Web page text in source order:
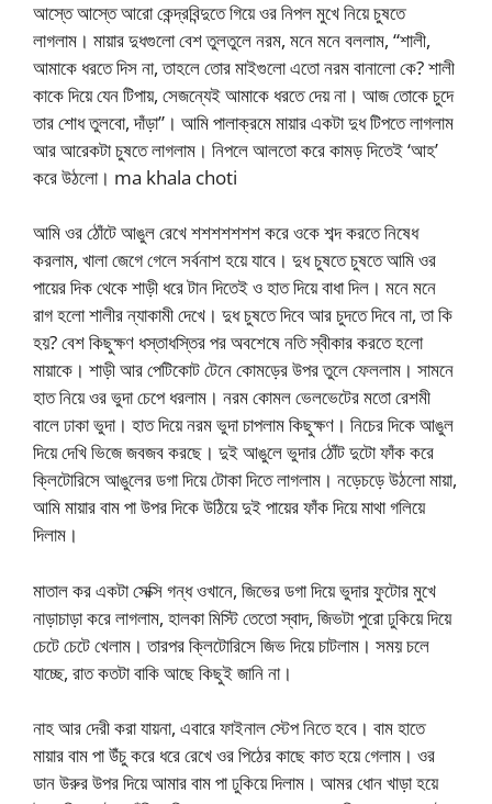
আস্তে আস্তে আরো কেন্দ্রবিন্দুতে গিয়ে ওর নিপল মুখে নিয়ে চুষতে
লাগলাম। মায়ার দুধগুলো বেশ তুলতুলে নরম, মনে মনে বললাম, “শালী,
আমাকে ধরতে দিস না, তাহলে তোর মাইগুলো এতো নরম বানালো কে? শালী
কাকে দিয়ে যেন টিপায়, সেজন্যেই আমাকে ধরতে দেয় না। আজ তোকে চুদে
তার শোধ তুলবো, দাঁড়া”। আমি পালাক্রমে মায়ার একটা দুধ টিপতে লাগলাম
আর আরেকটা চুষতে লাগলাম। নিপলে আলতো করে কামড় দিতেই ‘আহ’
করে উঠলো। ma khala choti
আমি ওর ঠোঁটে আঙুল রেখে শশশশশশশ করে ওকে শব্দ করতে নিষেধ
করলাম, খালা জেগে গেলে সর্বনাশ হয়ে যাবে। দুধ চুষতে চুষতে আমি ওর
পায়ের দিক থেকে শাড়ী ধরে টান দিতেই ও হাত দিয়ে বাধা দিল। মনে মনে
রাগ হলো শালীর ন্যাকামী দেখে। দুধ চুষতে দিবে আর চুদতে দিবে না, তা কি
হয়? বেশ কিছুক্ষণ ধস্তাধস্তির পর অবশেষে নতি স্বীকার করতে হলো
মায়াকে। শাড়ী আর পেটিকোট টেনে কোমড়ের উপর তুলে ফেললাম। সামনে
হাত নিয়ে ওর ভুদা চেপে ধরলাম। নরম কোমল ভেলভেটের মতো রেশমী
বালে ঢাকা ভুদা। হাত দিয়ে নরম ভুদা চাপলাম কিছুক্ষণ। নিচের দিকে আঙুল
দিয়ে দেখি ভিজে জবজব করছে। দুই আঙুলে ভুদার ঠোঁট দুটো ফাঁক করে
ক্লিটোরিসে আঙুলের ডগা দিয়ে টোকা দিতে লাগলাম। নড়েচড়ে উঠলো মায়া,
আমি মায়ার বাম পা উপর দিকে উঠিয়ে দুই পায়ের ফাঁক দিয়ে মাথা গলিয়ে
দিলাম।
মাতাল কর একটা সেক্সি গন্ধ ওখানে, জিভের ডগা দিয়ে ভুদার ফুটোর মুখে
নাড়াচাড়া করে লাগলাম, হালকা মিস্টি তেতো স্বাদ, জিভটা পুরো ঢুকিয়ে দিয়ে
চেটে চেটে খেলাম। তারপর ক্লিটোরিসে জিভ দিয়ে চাটলাম। সময় চলে
যাচ্ছে, রাত কতটা বাকি আছে কিছুই জানি না।
নাহ আর দেরী করা যায়না, এবারে ফাইনাল স্টেপ নিতে হবে। বাম হাতে
মায়ার বাম পা উঁচু করে ধরে রেখে ওর পিঠের কাছে কাত হয়ে গেলাম। ওর
ডান উরুর উপর দিয়ে আমার বাম পা ঢুকিয়ে দিলাম। আমর ধোন খাড়া হয়ে